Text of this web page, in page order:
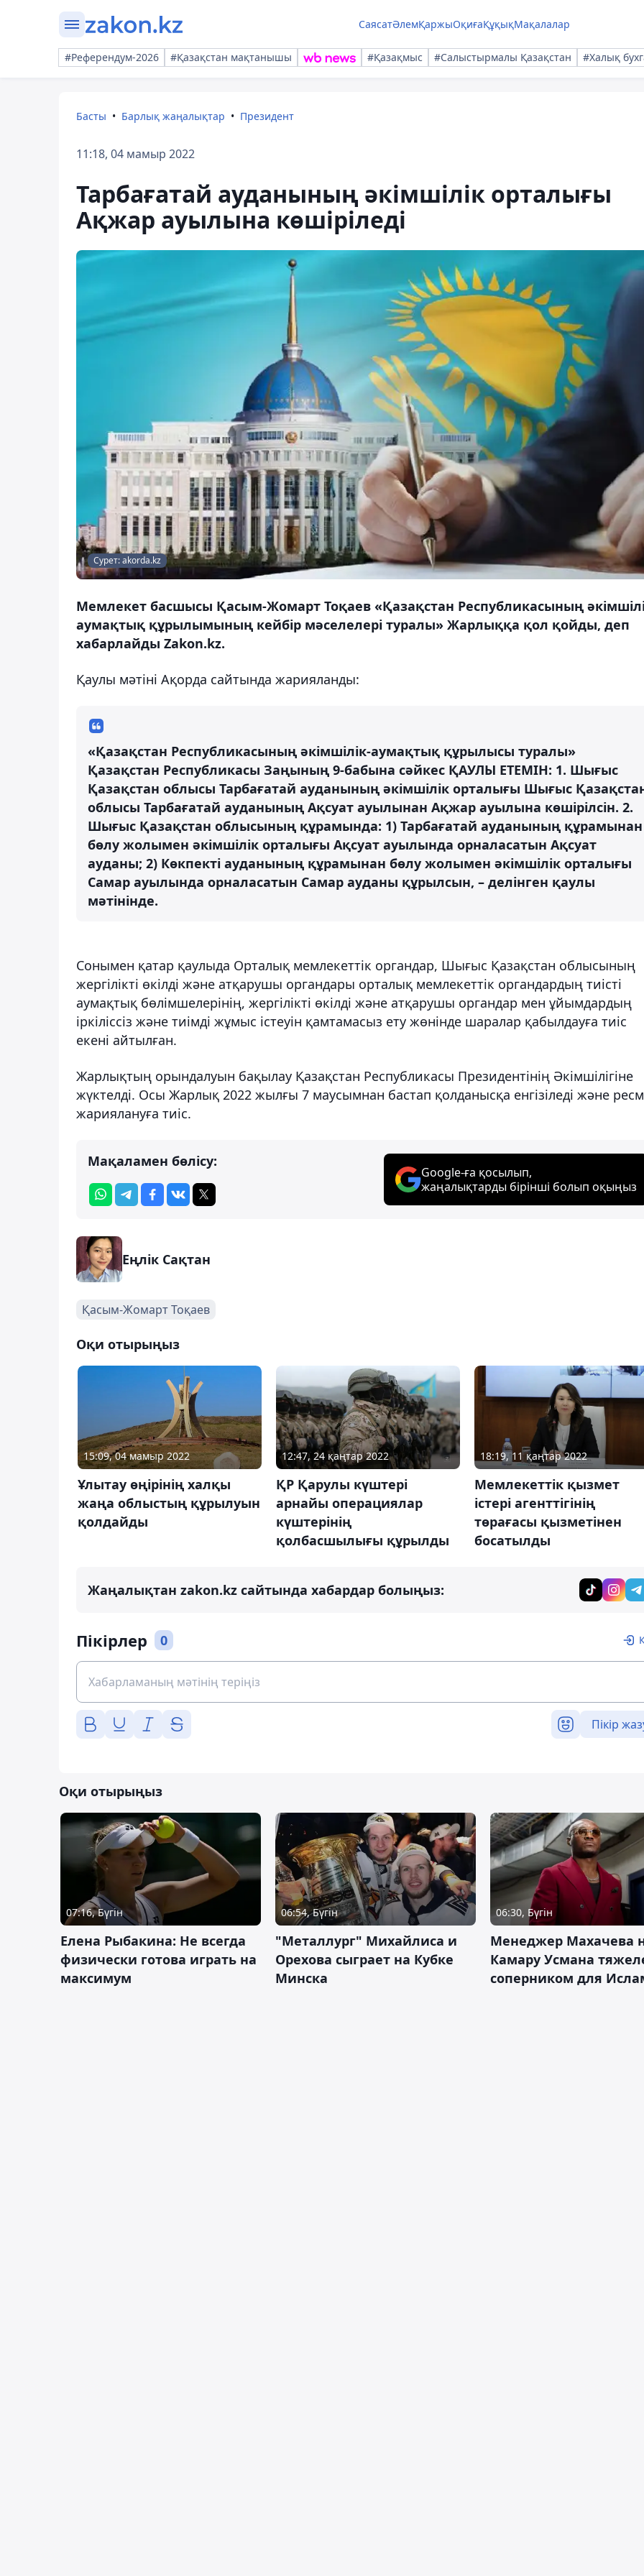
СаясатӘлемҚаржыОқиғаҚұқықМақалалар
#Референдум-2026 #Қазақстан мақтанышы #Қазақмыс #Салыстырмалы Қазақстан #Халық
Басты Барлық жаңалықтар Президент
11:18, 04 мамыр 2022
Тарбағатай ауданының әкімшілік орталығы
Ақжар ауылына көшіріледі
Сурет: akorda.kz
Мемлекет басшысы Қасым-Жомарт Тоқаев «Қазақстан Республикасының
аумақтық құрылымының кейбір мәселелері туралы» Жарлыққа қол қойды, деп
хабарлайды Zakon.kz.
Қаулы мәтіні Ақорда сайтында жарияланды:
«Қазақстан Республикасының әкімшілік-аумақтық құрылысы туралы»
Қазақстан Республикасы Заңының 9-бабына сәйкес ҚАУЛЫ ЕТЕМІН: 1. Шығыс
Қазақстан облысы Тарбағатай ауданының әкімшілік орталығы Шығыс
облысы Тарбағатай ауданының Ақсуат ауылынан Ақжар ауылына көшірілсін. 2.
Шығыс Қазақстан облысының құрамында: 1) Тарбағатай ауданының құрамынан
бөлу жолымен әкімшілік орталығы Ақсуат ауылында орналасатын Ақсуат
ауданы; 2) Көкпекті ауданының құрамынан бөлу жолымен әкімшілік орталығы
Самар ауылында орналасатын Самар ауданы құрылсын, – делінген қаулы
мәтінінде.
Сонымен қатар қаулыда Орталық мемлекеттік органдар, Шығыс Қазақстан облысының
жергілікті өкілді және атқарушы органдары орталық мемлекеттік органдардың тиісті
аумақтық бөлімшелерінің, жергілікті өкілді және атқарушы органдар мен ұйымдардың
іркіліссіз және тиімді жұмыс істеуін қамтамасыз ету жөнінде шаралар қабылдауға тиіс
екені айтылған.
Жарлықтың орындалуын бақылау Қазақстан Республикасы Президентінің Әкімшілігіне
жүктелді. Осы Жарлық 2022 жылғы 7 маусымнан бастап қолданысқа енгізіледі және
жариялануға тиіс.
Мақаламен бөлісу:
Google-ға қосылып,
жаңалықтарды бірінші болып оқыңыз
Еңлік Сақтан
Қасым-Жомарт Тоқаев
Оқи отырыңыз
15:09, 04 мамыр 2022
Ұлытау өңірінің халқы
жаңа облыстың құрылуын
қолдайды
12:47, 24 қаңтар 2022
ҚР Қарулы күштері
арнайы операциялар
күштерінің
қолбасшылығы құрылды
18:19, 11 қаңтар 2022
Мемлекеттік қызмет
істері агенттігінің
төрағасы қызметінен
босатылды
Жаңалықтан zakon.kz сайтында хабардар болыңыз:
Пікірлер 0
Пікір
Оқи отырыңыз
07:16, Бүгін
Елена Рыбакина: Не всегда
физически готова играть на
максимум
06:54, Бүгін
"Металлург" Михайлиса и
Орехова сыграет на Кубке
Минска
06:30, Бүгін
Менеджер Махачева
Камару Усмана
соперником для